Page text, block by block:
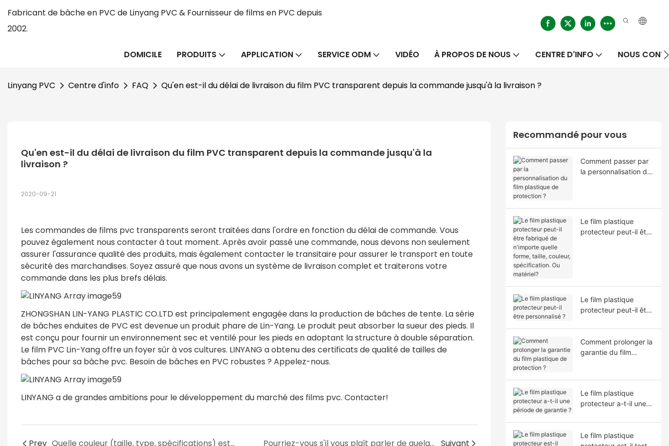
Fabricant de bâche en PVC de Linyang PVC & Fournisseur de films en PVC depuis
2002.
DOMICILE PRODUITS APPLICATION SERVICE ODM VIDÉO À PROPOS DE NOUS CENTRE D'INFO NOUS
Linyang PVC Centre d'info FAQ Qu'en est-il du délai de livraison du film PVC transparent depuis la commande jusqu'à la livraison ?
Qu'en est-il du délai de livraison du film PVC transparent depuis la commande jusqu'à la
livraison ?
2020-09-21
Les commandes de films pvc transparents seront traitées dans l'ordre en fonction du délai de commande. Vous
pouvez également nous contacter à tout moment. Après avoir passé une commande, nous devons non seulement
assurer l'assurance qualité des produits, mais également contacter le transitaire pour assurer le transport en toute
sécurité des marchandises. Soyez assuré que nous avons un système de livraison complet et traiterons votre
commande dans les plus brefs délais.
ZHONGSHAN LIN-YANG PLASTIC CO.LTD est principalement engagée dans la production de bâches de tente. La série
de bâches enduites de PVC est devenue un produit phare de Lin-Yang. Le produit peut absorber la sueur des pieds. Il
est conçu pour fournir un environnement sec et ventilé pour les pieds en adoptant la structure à double séparation.
Le film PVC Lin-Yang offre un foyer sûr à vos cultures. LINYANG a obtenu des certificats de qualité de tailles de
bâches pour sa bâche pvc. Besoin de bâches en PVC robustes ? Appelez-nous.
LINYANG a de grandes ambitions pour le développement du marché des films pvc. Contacter!
Prev Quelle couleur (taille, type, spécifications) est disponible pour le film PVC transparent à Lin-Yang ? Pourriez-vous s'il vous plaît parler de quelque chose sur les détails du film PVC transparent ? Suivant
Recommandé pour vous
Comment passer par
la personnalisation du
Le film plastique
protecteur peut-il être
Le film plastique
protecteur peut-il être
Comment prolonger la
garantie du film
Le film plastique
protecteur a-t-il une
Le film plastique